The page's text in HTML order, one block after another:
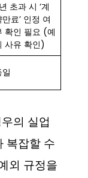
초과 시 ‘계
만료’ 인정 여
확인 필요 (예
사유 확인)
일
의 실업
복잡할 수
외 규정을